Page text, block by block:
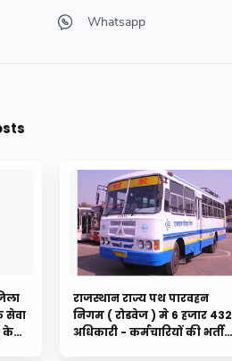
सेवा
के
राजस्थान राज्य पथ पारवहन
निगम ( रोडवेज ) मे 6 हजार 432
अधिकारी - कर्मचारियों की भर्ती